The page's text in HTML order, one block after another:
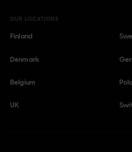
OUR LOCATIONS
Finland
Denmark
Belgium
UK